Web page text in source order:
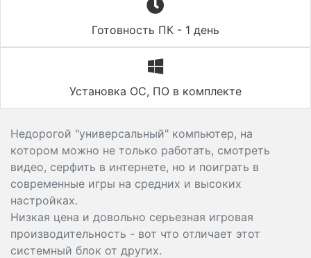
Готовность ПК - 1 день
Установка ОС, ПО в комплекте
Недорогой "универсальный" компьютер, на
котором можно не только работать, смотреть
видео, серфить в интернете, но и поиграть в
современные игры на средних и высоких
настройках.
Низкая цена и довольно серьезная игровая
производительность - вот что отличает этот
системный блок от других.